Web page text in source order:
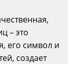
– это
его символ и
создает